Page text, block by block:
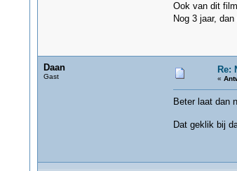
Ook van dit
Nog 3 jaar,
Daan
Gast
Re:
«
Beter laat dan
Dat geklik bij